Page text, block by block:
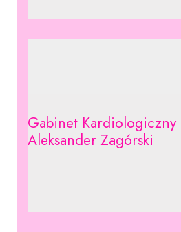
Gabinet Kardiologiczny
Aleksander Zagórski